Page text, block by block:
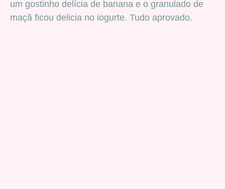
um gostinho delícia de banana e o granulado de
maçã ficou delicia no iogurte. Tudo aprovado.